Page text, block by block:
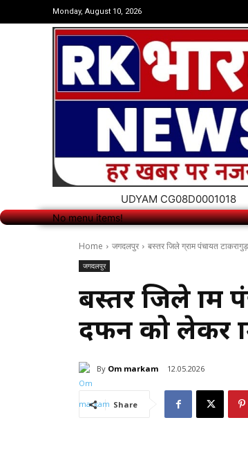
Monday, August 10, 2026
UDYAM CG08D0001018
No menu items!
Home जगदलपुर बस्तर जिले ग्राम पंचायत
जगदलपुर
बस्तर जिले
दफन को लेकर
By Om markam 12.05.2026
Share